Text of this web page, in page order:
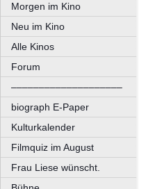
Morgen im Kino
Neu im Kino
Alle Kinos
Forum
––––––––––––––––––––
biograph E-Paper
Kulturkalender
Filmquiz im August
Frau Liese wünscht.